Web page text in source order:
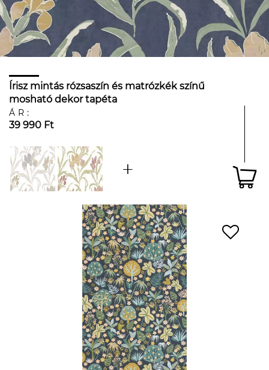
Írisz mintás rózsaszín és matrózkék színű
mosható dekor tapéta
ÁR:
39 990 Ft